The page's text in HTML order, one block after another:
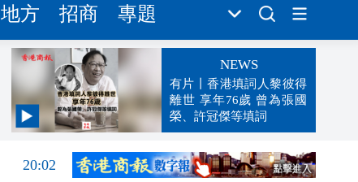
地方 招商 專題
NEWS
有片丨香港填詞人黎彼得
離世 享年76歲 曾為張國
榮、許冠傑等填詞
20:14
20:02